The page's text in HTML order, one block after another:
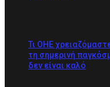
Τι ΟΗΕ
τη σημερινή
δεν είναι καλό